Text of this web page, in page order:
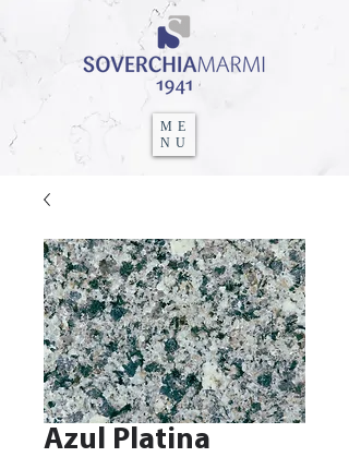
ME
NU
Azul Platina